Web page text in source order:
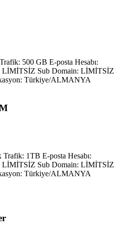
500 GB E-posta Hesabı:
LİMİTSİZ Sub Domain: LİMİTSİZ
Türkiye/ALMANYA
1TB E-posta Hesabı:
LİMİTSİZ Sub Domain: LİMİTSİZ
Türkiye/ALMANYA